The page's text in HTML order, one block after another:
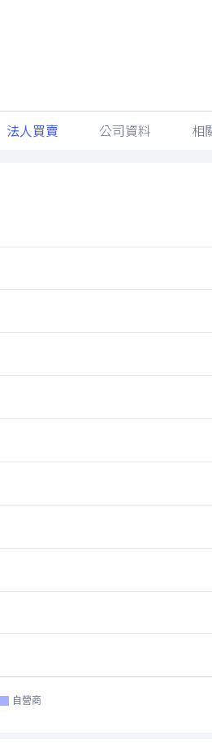
法人買賣 公司資料 相
自營商